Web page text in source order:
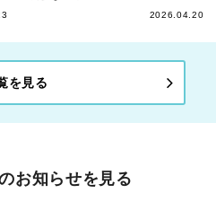
2026.04.20
を見る
お知らせを見る